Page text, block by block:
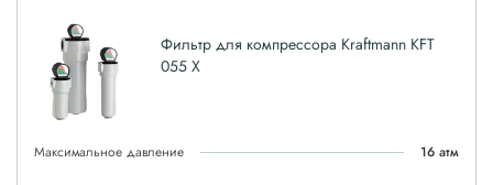
Фильтр для компрессора Kraftmann KFT
055 X
Максимальное давление 16 атм